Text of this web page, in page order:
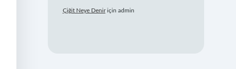
Çiğit Neye Deniriçin admin